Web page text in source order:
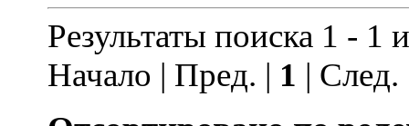
Результаты поиска 1 - 1
Начало | Пред. | 1 |